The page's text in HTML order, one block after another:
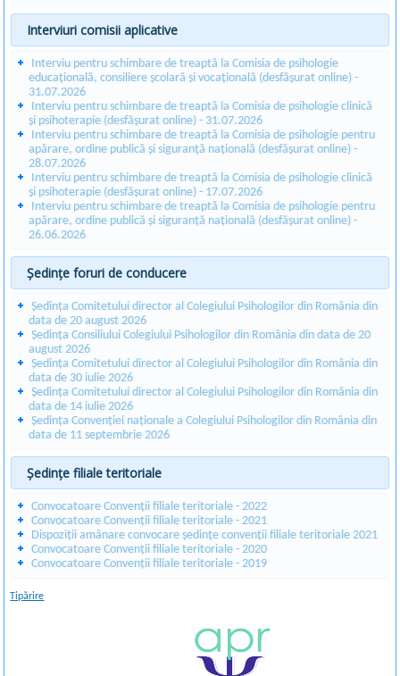
Interviuri comisii aplicative
Interviu pentru schimbare de treaptă la Comisia de psihologie
educațională, consiliere școlară și vocațională (desfășurat online) -
31.07.2026
Interviu pentru schimbare de treaptă la Comisia de psihologie clinică
și psihoterapie (desfășurat online) - 31.07.2026
Interviu pentru schimbare de treaptă la Comisia de psihologie pentru
apărare, ordine publică și siguranță națională (desfășurat online) -
28.07.2026
Interviu pentru schimbare de treaptă la Comisia de psihologie clinică
și psihoterapie (desfășurat online) - 17.07.2026
Interviu pentru schimbare de treaptă la Comisia de psihologie pentru
apărare, ordine publică și siguranță națională (desfășurat online) -
26.06.2026
Ședințe foruri de conducere
Ședința Comitetului director al Colegiului Psihologilor din România din
data de 20 august 2026
Ședința Consiliului Colegiului Psihologilor din România din data de 20
august 2026
Ședința Comitetului director al Colegiului Psihologilor din România din
data de 30 iulie 2026
Ședința Comitetului director al Colegiului Psihologilor din România din
data de 14 iulie 2026
Ședința Convenției naționale a Colegiului Psihologilor din România din
data de 11 septembrie 2026
Ședințe filiale teritoriale
Convocatoare Convenții filiale teritoriale - 2022
Convocatoare Convenții filiale teritoriale - 2021
Dispoziții amânare convocare ședințe convenții filiale teritoriale 2021
Convocatoare Convenții filiale teritoriale - 2020
Convocatoare Convenții filiale teritoriale - 2019
Tipărire